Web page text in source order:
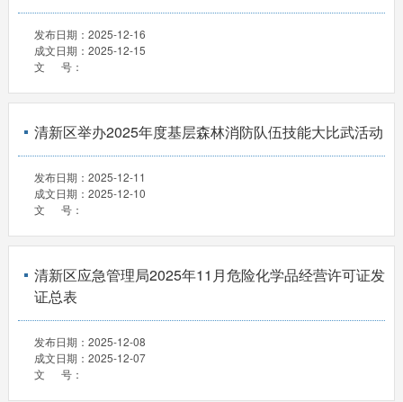
发布日期： 2025-12-16
成文日期： 2025-12-15
文 号：
清新区举办2025年度基层森林消防队伍技能大比武活动
发布日期： 2025-12-11
成文日期： 2025-12-10
文 号：
清新区应急管理局2025年11月危险化学品经营许可证发
证总表
发布日期： 2025-12-08
成文日期： 2025-12-07
文 号：